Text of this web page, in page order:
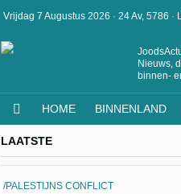
Vrijdag 7 Augustus 2026 · 24 Av, 5786 ·
Nieuws,
binnen-
HOME BINNENLAND
LAATSTE
PALESTIJNS CONFLICT